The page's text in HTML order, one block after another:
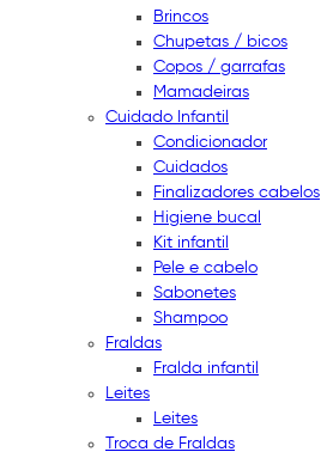
Brincos
Chupetas / bicos
Copos / garrafas
Mamadeiras
Cuidado Infantil
Condicionador
Cuidados
Finalizadores cabelos
Higiene bucal
Kit infantil
Pele e cabelo
Sabonetes
Shampoo
Fraldas
Fralda infantil
Leites
Leites
Troca de Fraldas